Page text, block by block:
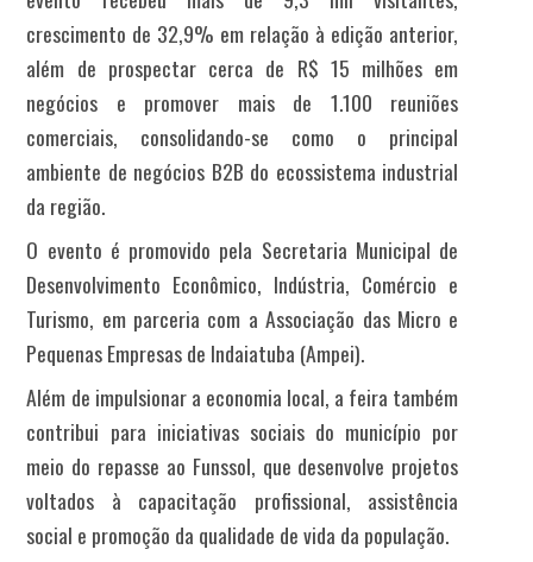
crescimento de 32,9% em relação à edição anterior,
além de prospectar cerca de R$ 15 milhões em
negócios e promover mais de 1.100 reuniões
comerciais, consolidando-se como o principal
ambiente de negócios B2B do ecossistema industrial
da região.
O evento é promovido pela Secretaria Municipal de
Desenvolvimento Econômico, Indústria, Comércio e
Turismo, em parceria com a Associação das Micro e
Pequenas Empresas de Indaiatuba (Ampei).
Além de impulsionar a economia local, a feira também
contribui para iniciativas sociais do município por
meio do repasse ao Funssol, que desenvolve projetos
voltados à capacitação profissional, assistência
social e promoção da qualidade de vida da população.